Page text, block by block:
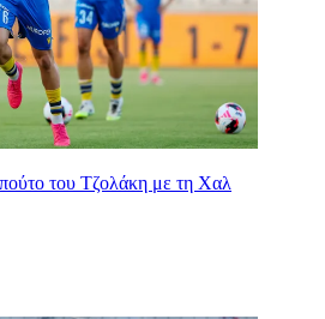
του Τζολάκη με τη Χαλ